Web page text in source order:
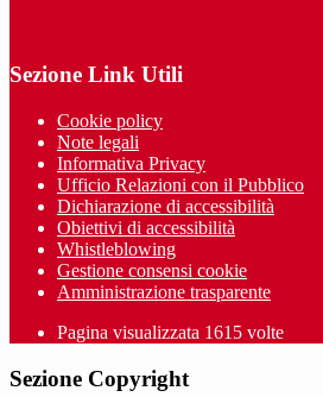
Sezione Link Utili
Cookie policy
Note legali
Informativa Privacy
Ufficio Relazioni con il Pubblico
Dichiarazione di accessibilità
Obiettivi di accessibilità
Whistleblowing
Gestione consensi cookie
Amministrazione trasparente
Pagina visualizzata 1615 volte
Sezione Copyright